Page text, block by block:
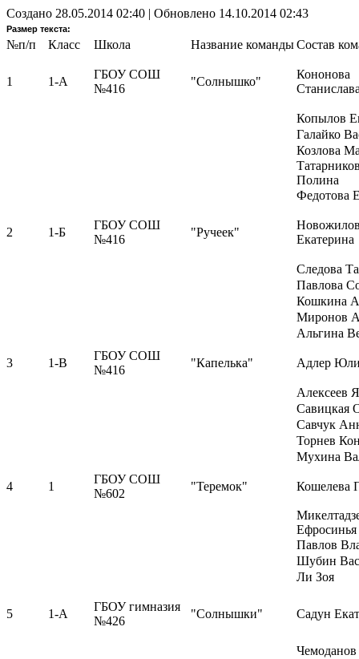
Создано 28.05.2014 02:40 | Обновлено 14.10.2014 02:43
Размер текста:
№п/п Класс Школа Название командыСостав
1 1-А
ГБОУ СОШ
№416
"Солнышко"
Кононова
Копылов
Галайко
Козлова
Полина
Федотова
2 1-Б
ГБОУ СОШ
№416
"Ручеек"
Екатерина
Следова
Павлова
Кошкина
Миронов
Альгина
3 1-В
ГБОУ СОШ
№416
"Капелька" Адлер
Алексеев
Савицкая
Савчук
Торнев
Мухина
4 1
ГБОУ СОШ
№602
"Теремок" Кошелева
Ефросинья
Павлов
Шубин
Ли Зоя
5 1-А
ГБОУ гимназия
№426
"Солнышки" Садун